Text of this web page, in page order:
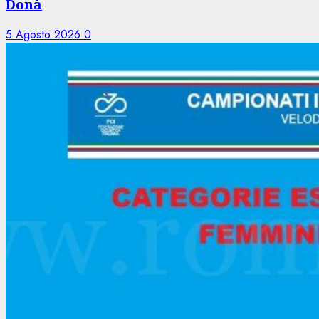
Donà
5 Agosto 2026 0